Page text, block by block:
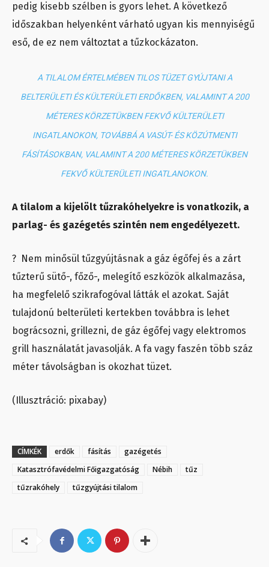
pedig kisebb szélben is gyors lehet. A következő
időszakban helyenként várható ugyan kis mennyiségű
eső, de ez nem változtat a tűzkockázaton.
A TILALOM ÉRTELMÉBEN TILOS TÜZET GYÚJTANI A
BELTERÜLETI ÉS KÜLTERÜLETI ERDŐKBEN, VALAMINT A 200
MÉTERES KÖRZETÜKBEN FEKVŐ KÜLTERÜLETI
INGATLANOKON, TOVÁBBÁ A VASÚT- ÉS KÖZÚTMENTI
FÁSÍTÁSOKBAN, VALAMINT A 200 MÉTERES KÖRZETÜKBEN
FEKVŐ KÜLTERÜLETI INGATLANOKON.
A tilalom a kijelölt tűzrakóhelyekre is vonatkozik, a
parlag- és gazégetés szintén nem engedélyezett.
? Nem minősül tűzgyújtásnak a gáz égőfej és a zárt
tűzterű sütő-, főző-, melegítő eszközök alkalmazása,
ha megfelelő szikrafogóval látták el azokat. Saját
tulajdonú belterületi kertekben továbbra is lehet
bográcsozni, grillezni, de gáz égőfej vagy elektromos
grill használatát javasolják. A fa vagy faszén több száz
méter távolságban is okozhat tüzet.
(Illusztráció: pixabay)
CÍMKÉK erdők fásítás
gazégetés
Katasztrófavédelmi Főigazgatóság
Nébih
tűz
tűzrakóhely
tűzgyújtási tilalom